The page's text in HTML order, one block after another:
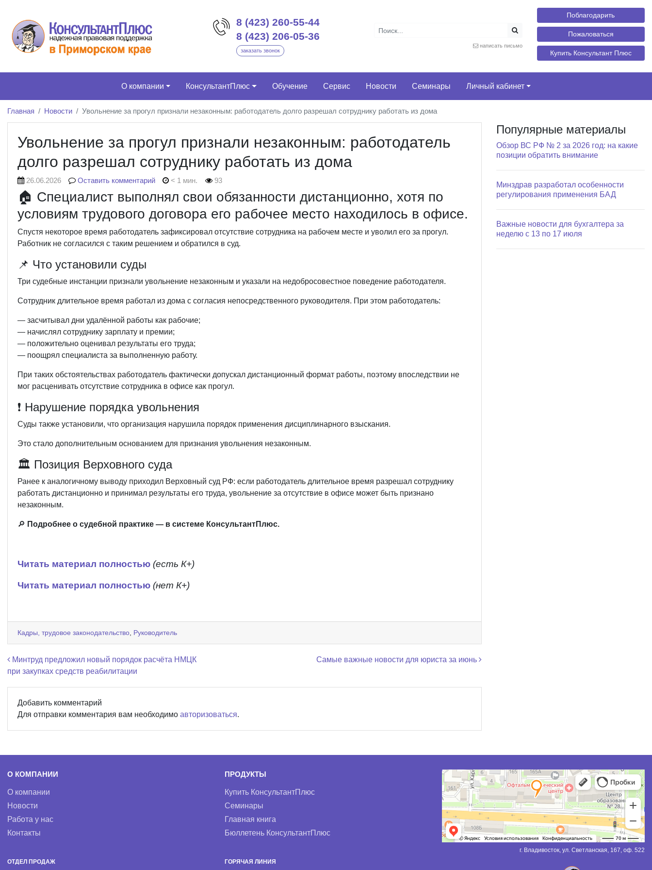
8 (423) 260-55-44
8 (423) 206-05-36
заказать звонок
написать письмо
Поблагодарить
Пожаловаться
Купить Консультант Плюс
О компании КонсультантПлюс Обучение Сервис Новости Семинары Личный кабинет
Главная Новости Увольнение за прогул признали незаконным: работодатель долго разрешал сотруднику работать из дома
Увольнение за прогул признали незаконным: работодатель
долго разрешал сотруднику работать из дома
26.06.2026 Оставить комментарий < 1 мин. 93
🏠 Специалист выполнял свои обязанности дистанционно, хотя по
условиям трудового договора его рабочее место находилось в офисе.
Спустя некоторое время работодатель зафиксировал отсутствие сотрудника на рабочем месте и уволил его за прогул.
Работник не согласился с таким решением и обратился в суд.
📌 Что установили суды
Три судебные инстанции признали увольнение незаконным и указали на недобросовестное поведение работодателя.
Сотрудник длительное время работал из дома с согласия непосредственного руководителя. При этом работодатель:
— засчитывал дни удалённой работы как рабочие;
— начислял сотруднику зарплату и премии;
— положительно оценивал результаты его труда;
— поощрял специалиста за выполненную работу.
При таких обстоятельствах работодатель фактически допускал дистанционный формат работы, поэтому впоследствии не
мог расценивать отсутствие сотрудника в офисе как прогул.
❗ Нарушение порядка увольнения
Суды также установили, что организация нарушила порядок применения дисциплинарного взыскания.
Это стало дополнительным основанием для признания увольнения незаконным.
🏛️ Позиция Верховного суда
Ранее к аналогичному выводу приходил Верховный суд РФ: если работодатель длительное время разрешал сотруднику
работать дистанционно и принимал результаты его труда, увольнение за отсутствие в офисе может быть признано
незаконным.
🔎 Подробнее о судебной практике — в системе КонсультантПлюс.
Читать материал полностью (есть К+)
Читать материал полностью (нет К+)
Кадры, трудовое законодательство Руководитель
Навигация по записям
Минтруд предложил новый порядок расчёта НМЦК
при закупках средств реабилитации
Самые важные новости для юриста за июнь
Добавить комментарий
Для отправки комментария вам необходимо авторизоваться.
Популярные материалы
Обзор ВС РФ № 2 за 2026 год: на какие
позиции обратить внимание
Минздрав разработал особенности
регулирования применения БАД
Важные новости для бухгалтера за
неделю с 13 по 17 июля
О КОМПАНИИ
О компании
Новости
Работа у нас
Контакты
ПРОДУКТЫ
Купить КонсультантПлюс
Семинары
Главная книга
Бюллетень КонсультантПлюс
г. Владивосток, ул. Светланская, 167, оф. 522
ОТДЕЛ ПРОДАЖ
ГОРЯЧАЯ ЛИНИЯ